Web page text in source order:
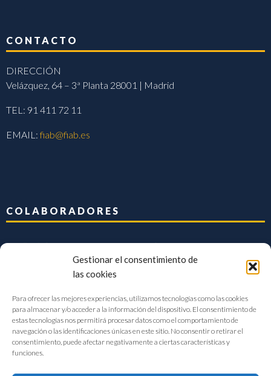
Gestionar el consentimiento de
las cookies
Para ofrecer las mejores experiencias, utilizamos tecnologías como las cookies
para almacenar y/o acceder a la información del dispositivo. El consentimiento de
estas tecnologías nos permitirá procesar datos como el comportamiento de
navegación o las identificaciones únicas en este sitio. No consentir o retirar el
consentimiento, puede afectar negativamente a ciertas características y
funciones.
CONTACTO
DIRECCIÓN
Velázquez, 64 – 3ª Planta 28001 | Madrid
TEL: 91 411 72 11
EMAIL:fiab@fiab.es
COLABORADORES